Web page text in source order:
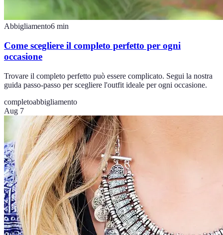
Abbigliamento6 min
Come scegliere il completo perfetto per ogni
occasione
Trovare il completo perfetto può essere complicato. Segui la nostra
guida passo-passo per scegliere l'outfit ideale per ogni occasione.
completoabbigliamento
Aug 7